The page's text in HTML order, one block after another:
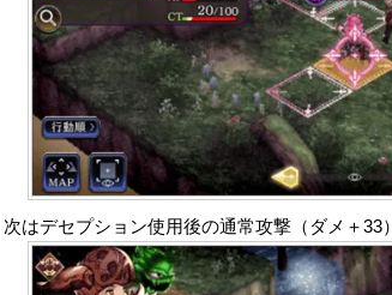
次はデセプション使用後の通常攻撃（ダメ＋33）